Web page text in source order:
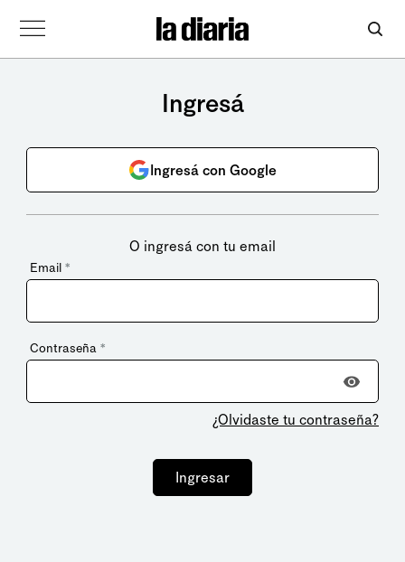
Ingresá
Ingresá con Google
O ingresá con tu email
Email *
Contraseña *
¿Olvidaste tu contraseña?
Ingresar